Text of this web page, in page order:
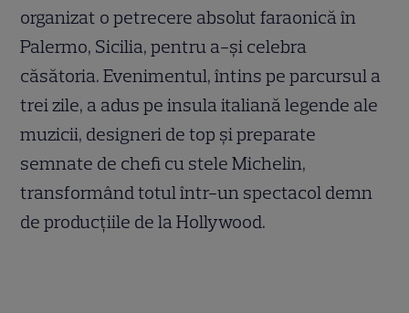
organizat o petrecere absolut faraonică în
Palermo, Sicilia, pentru a-și celebra
căsătoria. Evenimentul, întins pe parcursul a
trei zile, a adus pe insula italiană legende ale
muzicii, designeri de top și preparate
semnate de chefi cu stele Michelin,
transformând totul într-un spectacol demn
de producțiile de la Hollywood.